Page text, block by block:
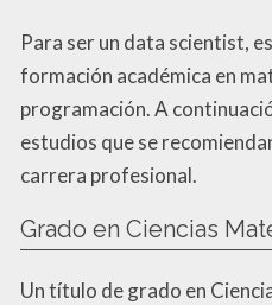
Para ser un data scientist,
formación académica en
programación. A
estudios que se
carrera profesional.
Grado en Ciencias
Un título de grado en